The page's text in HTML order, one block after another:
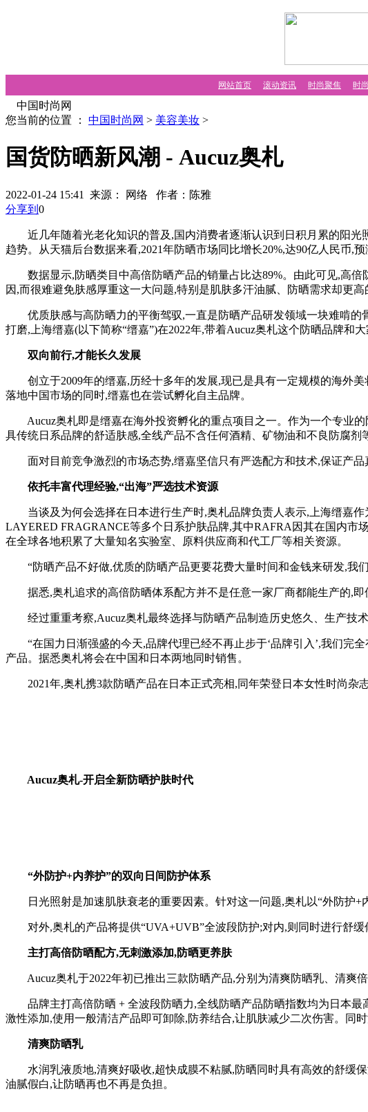
网站首页 滚动资讯 时尚聚焦 时
中国时尚网
您当前的位置 ： 中国时尚网 > 美容美妆 >
国货防晒新风潮 - Aucuz奥札
2022-01-24 15:41 来源： 网络 作者：陈雅
分享到 0
近几年随着光老化知识的普及,国内消费者逐渐认识到日积月累的阳光
趋势。从天猫后台数据来看,2021年防晒市场同比增长20%,达90亿人民币,
数据显示,防晒类目中高倍防晒产品的销量占比达89%。由此可见,高倍
因,而很难避免肤感厚重这一大问题,特别是肌肤多汗油腻、防晒需求却更
优质肤感与高防晒力的平衡驾驭,一直是防晒产品研发领域一块难啃的
打磨,上海缙嘉(以下简称“缙嘉”)在2022年,带着Aucuz奥札这个防晒品牌和大
双向前行,才能长久发展
创立于2009年的缙嘉,历经十多年的发展,现已是具有一定规模的海外美
落地中国市场的同时,缙嘉也在尝试孵化自主品牌。
Aucuz奥札即是缙嘉在海外投资孵化的重点项目之一。作为一个专业的
具传统日系品牌的舒适肤感,全线产品不含任何酒精、矿物油和不良防腐剂
面对目前竞争激烈的市场态势,缙嘉坚信只有严选配方和技术,保证产品
依托丰富代理经验,“出海”严选技术资源
当谈及为何会选择在日本进行生产时,奥札品牌负责人表示,上海缙嘉作
LAYERED FRAGRANCE等多个日系护肤品牌,其中RAFRA因其在国内市
在全球各地积累了大量知名实验室、原料供应商和代工厂等相关资源。
“防晒产品不好做,优质的防晒产品更要花费大量时间和金钱来研发,我们
据悉,奥札追求的高倍防晒体系配方并不是任意一家厂商都能生产的,即
经过重重考察,Aucuz奥札最终选择与防晒产品制造历史悠久、生产技术
“在国力日渐强盛的今天,品牌代理已经不再止步于‘品牌引入’,我们完
产品。据悉奥札将会在中国和日本两地同时销售。
2021年,奥札携3款防晒产品在日本正式亮相,同年荣登日本女性时尚杂
Aucuz奥札-开启全新防晒护肤时代
“外防护+内养护”的双向日间防护体系
日光照射是加速肌肤衰老的重要因素。针对这一问题,奥札以“外防护+
对外,奥札的产品将提供“UVA+UVB”全波段防护;对内,则同时进行舒缓
主打高倍防晒配方,无刺激添加,防晒更养肤
Aucuz奥札于2022年初已推出三款防晒产品,分别为清爽防晒乳、清爽
品牌主打高倍防晒 + 全波段防晒力,全线防晒产品防晒指数均为日本最
激性添加,使用一般清洁产品即可卸除,防养结合,让肌肤减少二次伤害。同
清爽防晒乳
水润乳液质地,清爽好吸收,超快成膜不粘腻,防晒同时具有高效的舒缓保
油腻假白,让防晒再也不再是负担。